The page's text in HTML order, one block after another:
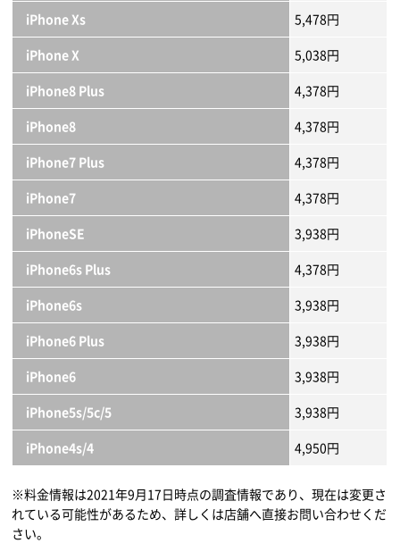
iPhone Xs
5,478円
iPhone X
5,038円
iPhone8 Plus
4,378円
iPhone8
4,378円
iPhone7 Plus
4,378円
iPhone7
4,378円
iPhoneSE
3,938円
iPhone6s Plus
4,378円
iPhone6s
3,938円
iPhone6 Plus
3,938円
iPhone6
3,938円
iPhone5s/5c/5
3,938円
iPhone4s/4
4,950円
※料金情報は2021年9月17日時点の調査情報であり、現在は変更さ
れている可能性があるため、詳しくは店舗へ直接お問い合わせくだ
さい。